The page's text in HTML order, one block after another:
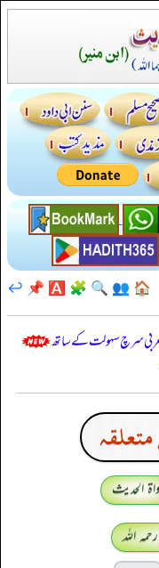
🏠
👥
🔍
🧩
🅰️
📌
↩️
عربی سرچ سہولت کے ساتھ
الحدیث
اللہ